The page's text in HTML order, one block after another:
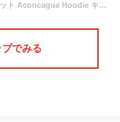
[ザノースフェイス] ジャケット Aconcagua Hoodie キッズ ミリタリーオリーブ 150
でみる